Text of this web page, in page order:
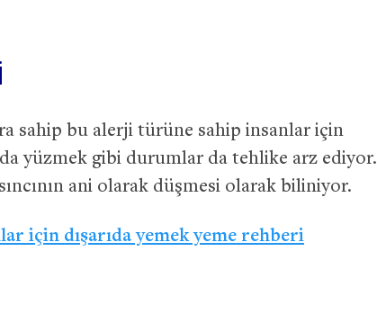
sahip bu alerji türüne sahip insanlar için
yüzmek gibi durumlar da tehlike arz ediyor.
ani olarak düşmesi olarak biliniyor.
için dışarıda yemek yeme rehberi